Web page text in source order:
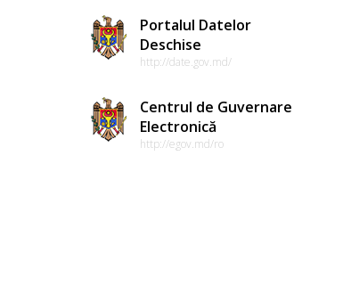
Portalul Datelor
Deschise
http://date.gov.md/
Centrul de Guvernare
Electronică
http://egov.md/ro